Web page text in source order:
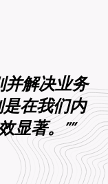
并解决业务
在我们内
显著。””